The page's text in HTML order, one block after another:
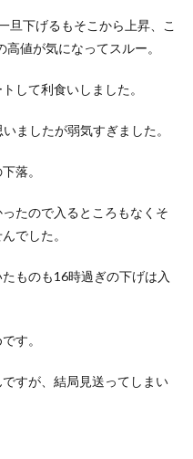
旦下げるもそこから上昇、こ
値が気になってスルー。
して利食いしました。
ましたが弱気すぎました。
落。
たので入るところもなくそ
でした。
ものも16時過ぎの下げは入
す。
すが、結局見送ってしまい